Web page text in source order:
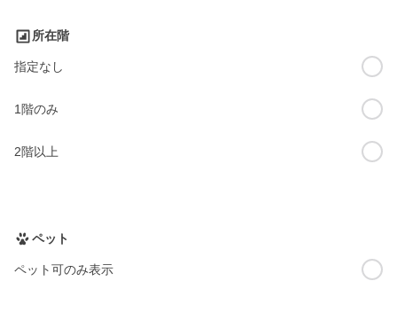
所在階
指定なし
1階のみ
2階以上
ペット
ペット可のみ表示